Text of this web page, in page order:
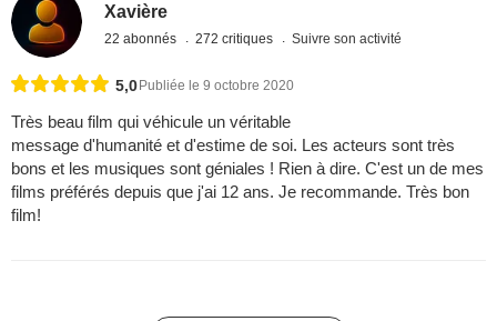
Xavière
22 abonnés 272 critiques Suivre son activité
5,0Publiée le 9 octobre 2020
Très beau film qui véhicule un véritable
message d'humanité et d'estime de soi. Les acteurs sont très
bons et les musiques sont géniales ! Rien à dire. C'est un de mes
films préférés depuis que j'ai 12 ans. Je recommande. Très bon
film!